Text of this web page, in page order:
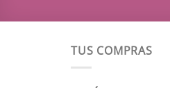
TUS COMPRAS